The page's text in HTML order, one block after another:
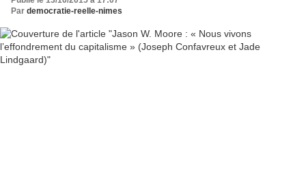
Par democratie-reelle-nimes